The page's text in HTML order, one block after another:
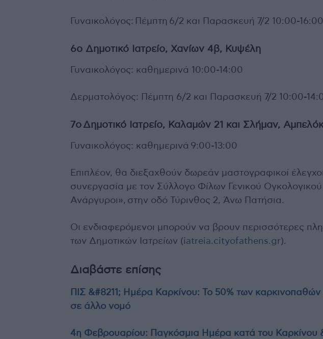
Γυναικολόγος: Πέμπτη 6/2 και Παρασκευή 7/2 10:00-16:00
6ο Δημοτικό Ιατρείο, Χανίων 4β, Κυψέλη
Γυναικολόγος: καθημερινά 10:00-14:00
Δερματολόγος: Πέμπτη 6/2 και Παρασκευή 7/2 10:00-
7ο Δημοτικό Ιατρείο, Καλαμών 21 και Σλήμαν,
Γυναικολόγος: καθημερινά 9:00-13:00
Επιπλέον, θα διεξαχθούν δωρεάν μαστογραφικοί
συνεργασία με τον Σύλλογο Φίλων Γενικού Ογκολογικού
Ανάργυροι», στην οδό Τύρινθος 2, Άνω Πατήσια.
Οι ενδιαφερόμενοι μπορούν να βρουν περισσότερες
των Δημοτικών Ιατρείων (iatreia.cityofathens.gr).
Διαβάστε επίσης
ΠΙΣ &#8211; Ημέρα Καρκίνου: Το 50% των καρκινοπαθών
σε άλλο νομό
4η Φεβρουαρίου: Παγκόσμια Ημέρα κατά του Καρκίνου